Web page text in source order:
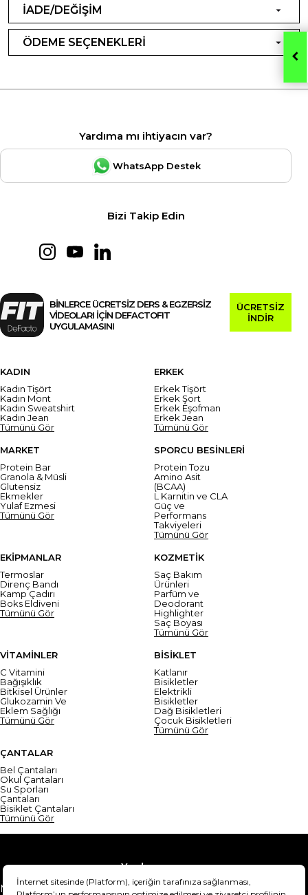
İADE/DEĞİŞİM
ÖDEME SEÇENEKLERİ
Yardıma mı ihtiyacın var?
WhatsApp Destek
Bizi Takip Edin
BİNLERCE ÜCRETSİZ DERS & EGZERSİZ
VİDEOLARI İÇİN DEFACTOFIT
UYGULAMASINI
ÜCRETSİZ
İNDİR
KADIN
Kadın Tişört
Kadın Mont
Kadın Sweatshirt
Kadın Jean
Tümünü Gör
ERKEK
Erkek Tişört
Erkek Şort
Erkek Eşofman
Erkek Jean
Tümünü Gör
MARKET
Protein Bar
Granola & Müsli
Glutensiz
Ekmekler
Yulaf Ezmesi
Tümünü Gör
SPORCU BESİNLERİ
Protein Tozu
Amino Asit
(BCAA)
L Karnitin ve CLA
Güç ve
Performans
Takviyeleri
Tümünü Gör
EKİPMANLAR
Termoslar
Direnç Bandı
Kamp Çadırı
Boks Eldiveni
Tümünü Gör
KOZMETİK
Saç Bakım
Ürünleri
Parfüm ve
Deodorant
Highlighter
Saç Boyası
Tümünü Gör
VİTAMİNLER
C Vitamini
Bağışıklık
Bitkisel Ürünler
Glukozamin Ve
Eklem Sağlığı
Tümünü Gör
BİSİKLET
Katlanır
Bisikletler
Elektrikli
Bisikletler
Dağ Bisikletleri
Çocuk Bisikletleri
Tümünü Gör
ÇANTALAR
Bel Çantaları
Okul Çantaları
Su Sporları
Çantaları
Bisiklet Çantaları
Tümünü Gör
Yardım
Mesafeli Satış Sözleşmesi
Teslimat Bilgisi